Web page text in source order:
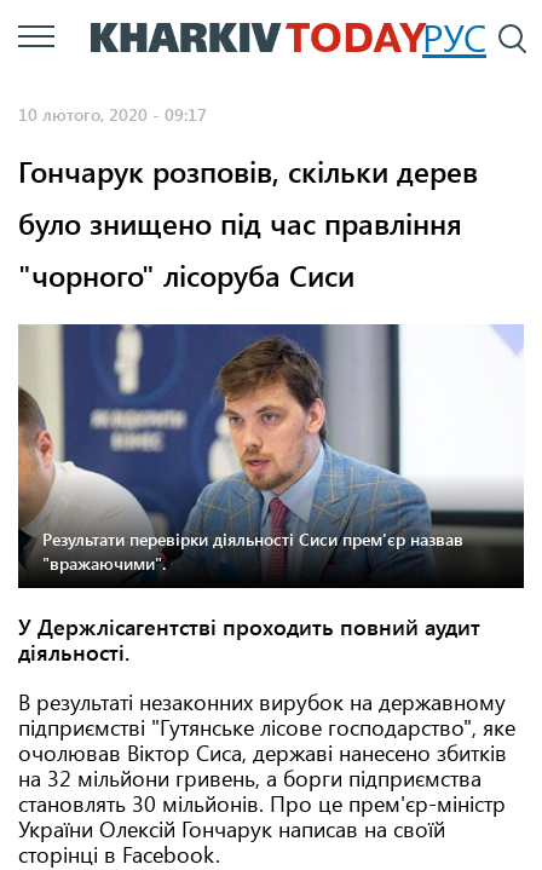
Перейти
до
РУС
10 лютого, 2020 - 09:17
Гончарук розповів, скільки дерев
було знищено під час правління
"чорного" лісоруба Сиси
Результати перевірки діяльності Сиси прем'єр назвав
"вражаючими".
У Держлісагентстві проходить повний аудит
діяльності.
В результаті незаконних вирубок на державному
підприємстві "Гутянське лісове господарство", яке
очолював Віктор Сиса, державі нанесено збитків
на 32 мільйони гривень, а борги підприємства
становлять 30 мільйонів. Про це прем'єр-міністр
України Олексій Гончарук написав на своїй
сторінці в Facebook.